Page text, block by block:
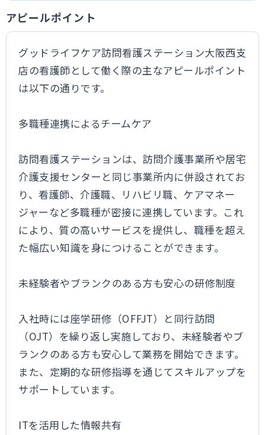
アピールポイント
グッドライフケア訪問看護ステーション大阪西支
店の看護師として働く際の主なアピールポイント
は以下の通りです。
多職種連携によるチームケア
訪問看護ステーションは、訪問介護事業所や居宅
介護支援センターと同じ事業所内に併設されてお
り、看護師、介護職、リハビリ職、ケアマネー
ジャーなど多職種が密接に連携しています。これ
により、質の高いサービスを提供し、職種を超え
た幅広い知識を身につけることができます。
未経験者やブランクのある方も安心の研修制度
入社時には座学研修（OFFJT）と同行訪問
（OJT）を繰り返し実施しており、未経験者やブ
ランクのある方も安心して業務を開始できます。
また、定期的な研修指導を通じてスキルアップを
サポートしています。
ITを活用した情報共有